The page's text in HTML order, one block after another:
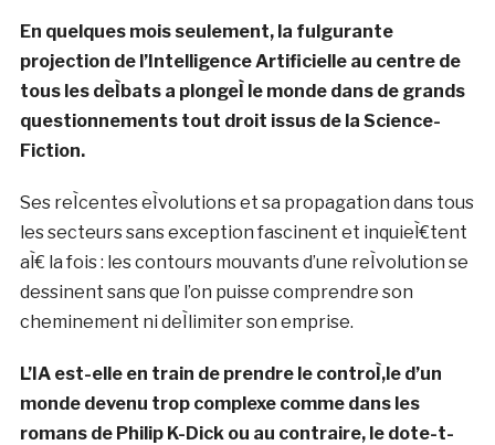
En quelques mois seulement, la fulgurante
projection de l’Intelligence Artificielle au centre de
tous les deÌbats a plongeÌ le monde dans de grands
questionnements tout droit issus de la Science-
Fiction.
Ses reÌcentes eÌvolutions et sa propagation dans tous
les secteurs sans exception fascinent et inquieÌ€tent
aÌ€ la fois : les contours mouvants d’une reÌvolution se
dessinent sans que l’on puisse comprendre son
cheminement ni deÌlimiter son emprise.
L’IA est-elle en train de prendre le controÌ‚le d’un
monde devenu trop complexe comme dans les
romans de Philip K-Dick ou au contraire, le dote-t-